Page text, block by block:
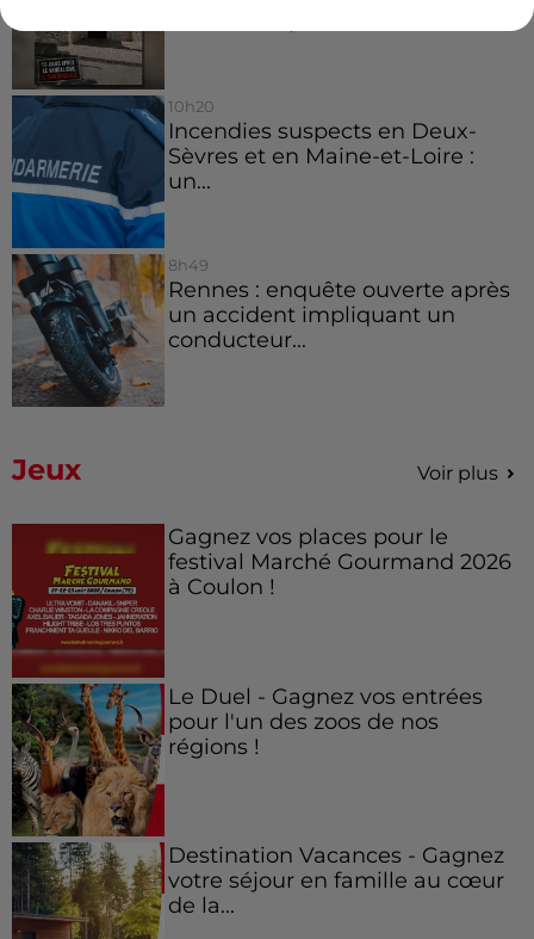
10h20
Incendies suspects en Deux-
Sèvres et en Maine-et-Loire :
un...
8h49
Rennes : enquête ouverte après
un accident impliquant un
conducteur...
Jeux Voir plus
Gagnez vos places pour le
festival Marché Gourmand 2026
à Coulon !
Le Duel - Gagnez vos entrées
pour l'un des zoos de nos
régions !
Destination Vacances - Gagnez
votre séjour en famille au cœur
de la...